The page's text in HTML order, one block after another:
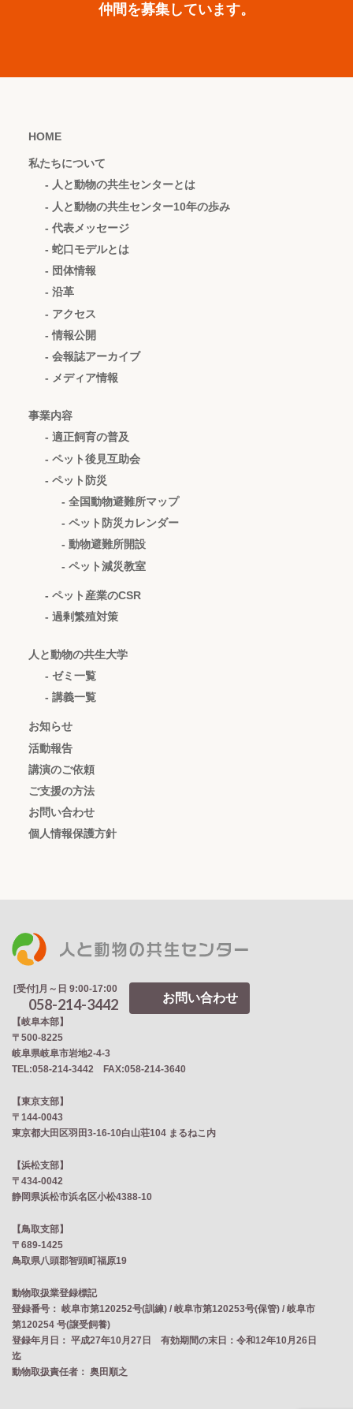
仲間を募集しています。
HOME
私たちについて
- 人と動物の共生センターとは
- 人と動物の共生センター10年の歩み
- 代表メッセージ
- 蛇口モデルとは
- 団体情報
- 沿革
- アクセス
- 情報公開
- 会報誌アーカイブ
- メディア情報
事業内容
- 適正飼育の普及
- ペット後見互助会
- ペット防災
- 全国動物避難所マップ
- ペット防災カレンダー
- 動物避難所開設
- ペット減災教室
- ペット産業のCSR
- 過剰繁殖対策
人と動物の共生大学
- ゼミ一覧
- 講義一覧
お知らせ
活動報告
講演のご依頼
ご支援の方法
お問い合わせ
個人情報保護方針
[受付]月～日 9:00-17:00
058-214-3442 お問い合わせ
【岐阜本部】
〒500-8225
岐阜県岐阜市岩地2‐4‐3
TEL:058-214-3442 FAX:058-214-3640
【東京支部】
〒144-0043
東京都大田区羽田3-16-10白山荘104 まるねこ内
【浜松支部】
〒434-0042
静岡県浜松市浜名区小松4388-10
【鳥取支部】
〒689-1425
鳥取県八頭郡智頭町福原19
動物取扱業登録標記
登録番号： 岐阜市第120252号(訓練) / 岐阜市第120253号(保管) / 岐阜市
第120254 号(譲受飼養)
登録年月日： 平成27年10月27日 有効期間の末日：令和12年10月26日
迄
動物取扱責任者： 奥田順之